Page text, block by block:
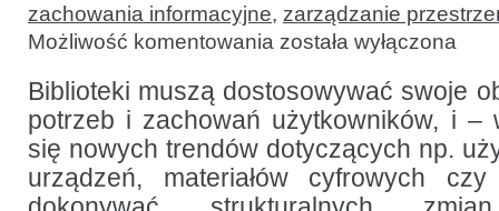
zachowania informacyjne, zarządzanie
Możliwość komentowania Wizualne
kontrole
nowe
podejście
do pomiaru
wykorzystania
przestrzeni
bibliotecznej
została wyłączona
Biblioteki muszą dostosowywać swoje
potrzeb i zachowań użytkowników, i –
się nowych trendów dotyczących np.
urządzeń, materiałów cyfrowych czy